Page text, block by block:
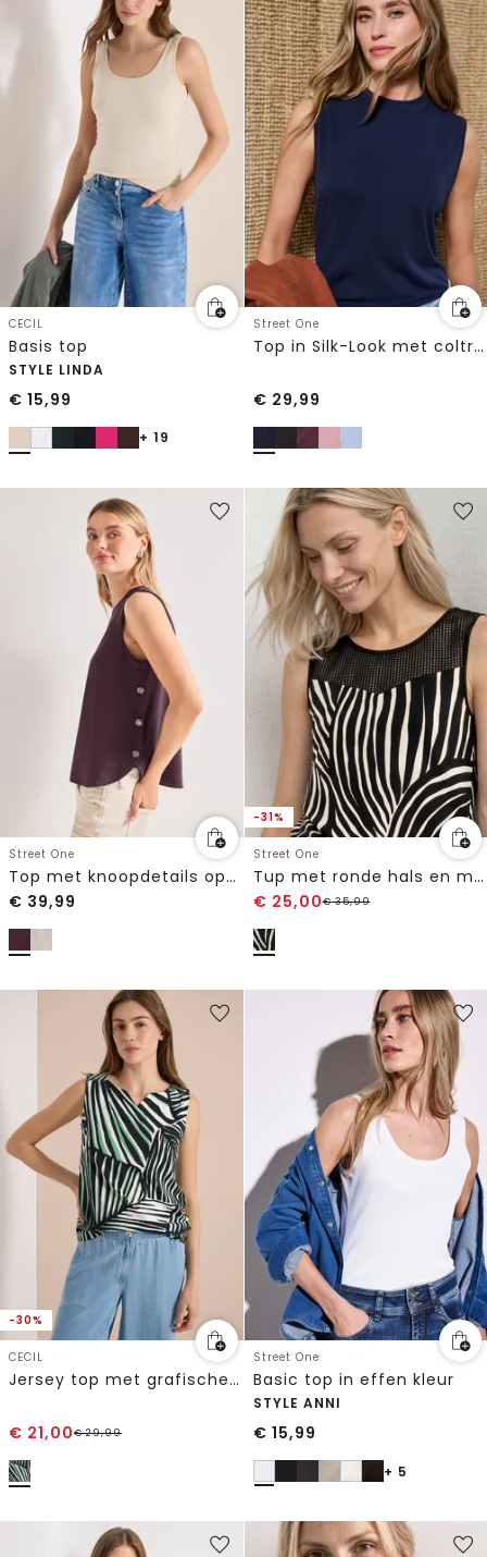
CECIL
Basis top
STYLE LINDA
€ 15,99
+ 19
Street One
Top in Silk-Look met coltrui
€ 29,99
Street One
Top met knoopdetails opzij
€ 39,99
-31%
Street One
Tup met ronde hals en mesh inzet
€ 25,00€35,99
-30%
CECIL
Jersey top met grafische print
€ 21,00€29,99
Street One
Basic top in effen kleur
STYLE ANNI
€ 15,99
+ 5